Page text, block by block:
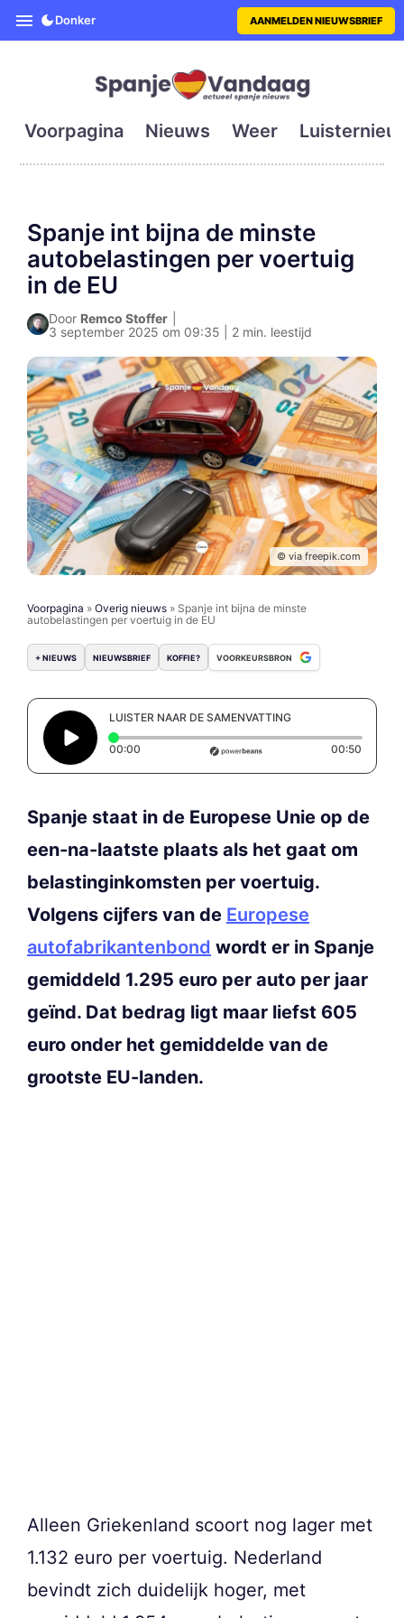
SpanjeVandaag is de eerste
Donker AANMELDEN NIEUWSBRIEF
Voorpagina Nieuws Weer
Spanje int bijna de minste
autobelastingen per voertuig
in de EU
Door Remco Stoffer
3 september 2025 om 09:35 | 2 min. leestijd
© via freepik.com
Voorpagina » Overig nieuws » Spanje int bijna de minste
autobelastingen per voertuig in de EU
+ NIEUWS NIEUWSBRIEF KOFFIE? VOORKEURSBRON
LUISTER NAAR DE SAMENVATTING
00:00 Elapsed time: 0 seconds 00:50
Spanje staat in de Europese Unie op de
een-na-laatste plaats als het gaat om
belastinginkomsten per voertuig.
Volgens cijfers van de Europese
autofabrikantenbond wordt er in Spanje
gemiddeld 1.295 euro per auto per jaar
geïnd. Dat bedrag ligt maar liefst 605
euro onder het gemiddelde van de
grootste EU-landen.
Alleen Griekenland scoort nog lager met
1.132 euro per voertuig. Nederland
bevindt zich duidelijk hoger, met